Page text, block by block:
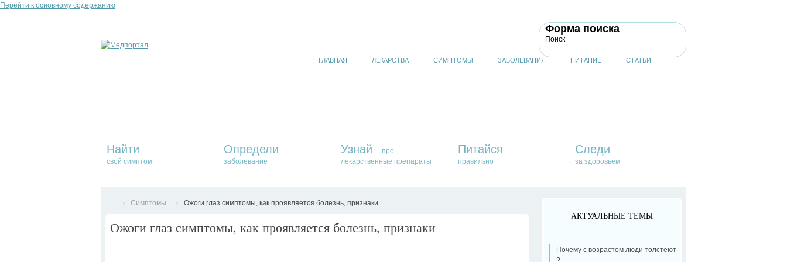
Перейти к основному содержанию
Форма поиска
Поиск
ГЛАВНАЯ ЛЕКАРСТВА СИМПТОМЫ ЗАБОЛЕВАНИЯ ПИТАНИЕ СТАТЬИ
Найти
свой симптом
Определи
заболевание
Узнай
про
лекарственные препараты
Питайся
правильно
Следи
за здоровьем
→ Симптомы → Ожоги глаз симптомы, как проявляется болезнь, признаки
Ожоги глаз симптомы, как проявляется болезнь, признаки
АКТУАЛЬНЫЕ ТЕМЫ
Почему с возрастом люди толстеют
?